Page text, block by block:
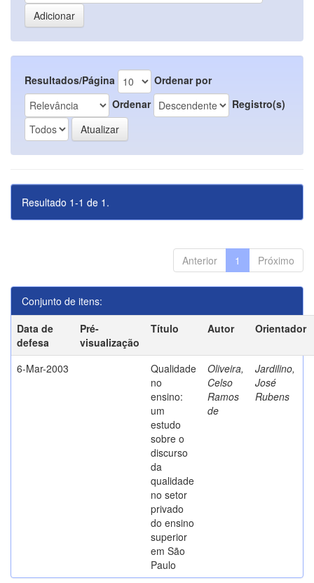
Resultados/Página
Ordenar por
Ordenar
Registro(s)
Resultado 1-1 de 1.
Anterior 1 Próximo
Conjunto de itens:
Data de
defesa
Pré-
visualização
Título Autor Orientador
6-Mar-2003
Qualidade
no
ensino:
um
estudo
sobre o
discurso
da
qualidade
no setor
privado
do ensino
superior
em São
Paulo
Oliveira,
Celso
Ramos
de
Jardilino,
José
Rubens